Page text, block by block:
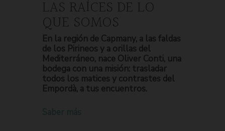
LAS RAÍCES DE LO
QUE SOMOS
En la región de Capmany, a las faldas
de los Pirineos y a orillas del
Mediterráneo, nace Oliver Conti, una
bodega con una misión: trasladar
todos los matices y contrastes del
Empordà, a tus encuentros.